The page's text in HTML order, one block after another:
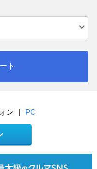
ト
ン | PC